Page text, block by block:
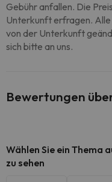
Gebühr anfallen. Die
Unterkunft erfragen. Alle
von der Unterkunft
sich bitte an uns.
Bewertungen
Wählen Sie ein Thema
zu sehen